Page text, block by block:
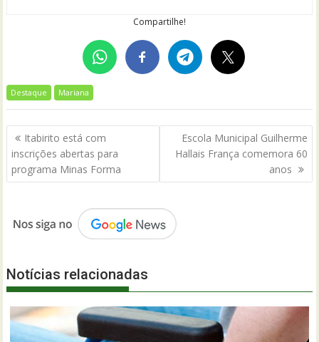
Compartilhe!
Destaque Mariana
Navegação
de
Post
Itabirito está com
inscrições abertas para
programa Minas Forma
Escola Municipal Guilherme
Hallais França comemora 60
anos
Notícias relacionadas